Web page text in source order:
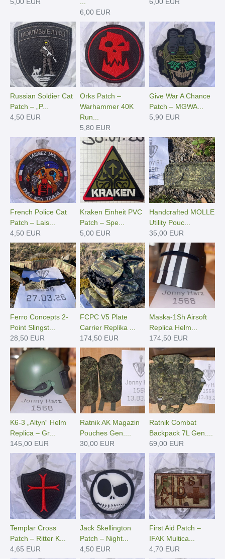
6,00 EUR
Russian Soldier Cat
Patch – „P...
4,50 EUR
Orks Patch –
Warhammer 40K
Run...
5,80 EUR
Give War A Chance
Patch – MGWA...
5,90 EUR
French Police Cat
Patch – Lais...
4,50 EUR
Kraken Einheit PVC
Patch – Spe...
5,00 EUR
Handcrafted MOLLE
Utility Pouc...
35,00 EUR
Ferro Concepts 2-
Point Slingst...
28,50 EUR
FCPC V5 Plate
Carrier Replika ...
174,50 EUR
Maska-1Sh Airsoft
Replica Helm...
174,50 EUR
K6-3 „Altyn“ Helm
Replica – Gr...
145,00 EUR
Ratnik AK Magazin
Pouches Gen....
30,00 EUR
Ratnik Combat
Backpack 7L Gen....
69,00 EUR
Templar Cross
Patch – Ritter K...
4,65 EUR
Jack Skellington
Patch – Night...
4,50 EUR
First Aid Patch –
IFAK Multica...
4,70 EUR